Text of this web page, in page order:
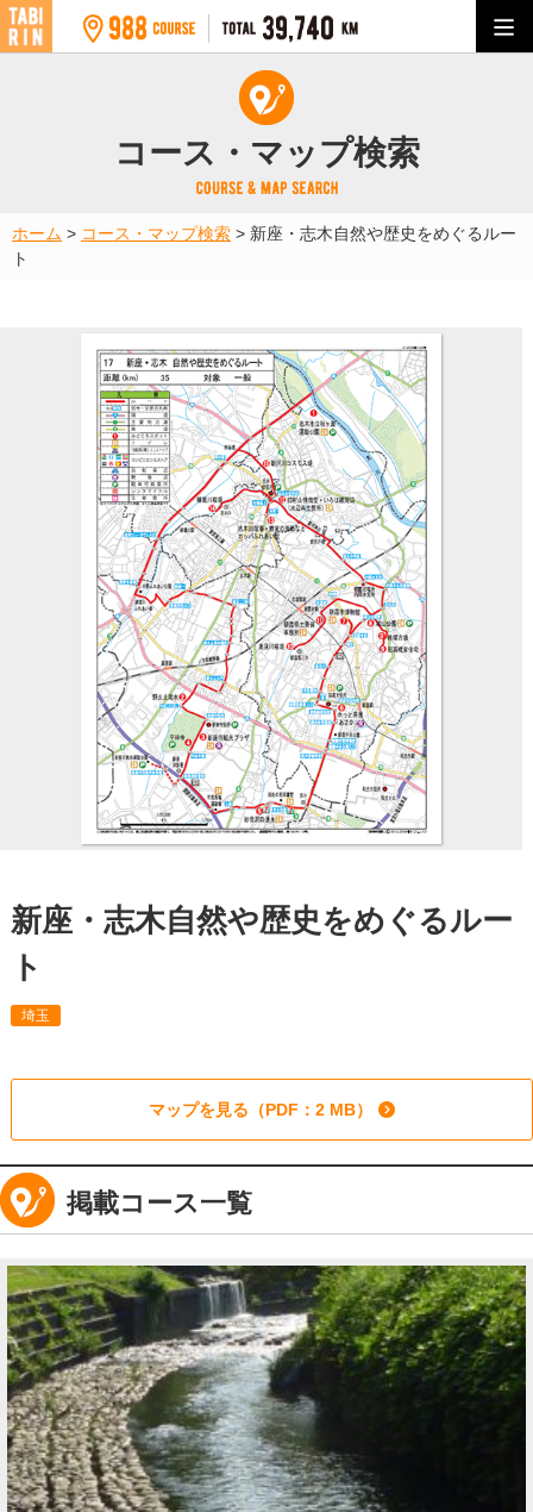
コース・マップ検索
ホーム > コース・マップ検索 > 新座・志木自然や歴史をめぐるルー
ト
新座・志木自然や歴史をめぐるルー
ト
埼玉
マップを見る（PDF：2 MB）
掲載コース一覧